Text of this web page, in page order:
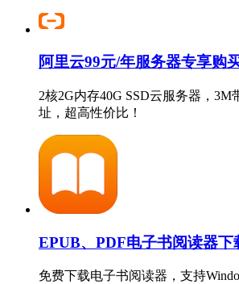
阿里云99元/年服务器专享购
2核2G内存40G SSD云服务器，3M
址，超高性价比！
EPUB、PDF电子书阅读器下
免费下载电子书阅读器，支持